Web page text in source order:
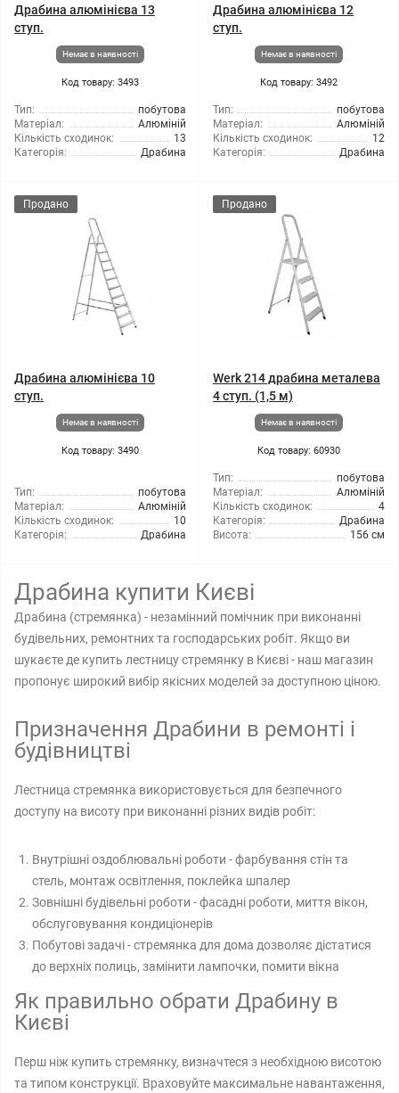
Драбина алюмінієва 13
ступ.
Немає в наявності
Код товару: 3493
Тип:
побутова
Матеріал:
Алюміній
Кількість сходинок:
13
Категорія:
Драбина
Драбина алюмінієва 12
ступ.
Немає в наявності
Код товару: 3492
Тип:
побутова
Матеріал:
Алюміній
Кількість сходинок:
12
Категорія:
Драбина
Продано
Драбина алюмінієва 10
ступ.
Немає в наявності
Код товару: 3490
Тип:
побутова
Матеріал:
Алюміній
Кількість сходинок:
10
Категорія:
Драбина
Продано
Werk 214 драбина металева
4 ступ. (1,5 м)
Немає в наявності
Код товару: 60930
Тип:
побутова
Матеріал:
Алюміній
Кількість сходинок:
4
Категорія:
Драбина
Висота:
156 см
Драбина купити Києві
Драбина (стремянка) - незамінний помічник при виконанні
будівельних, ремонтних та господарських робіт. Якщо ви
шукаєте де купить лестницу стремянку в Києві - наш магазин
пропонує широкий вибір якісних моделей за доступною ціною.
Призначення Драбини в ремонті і
будівництві
Лестница стремянка використовується для безпечного
доступу на висоту при виконанні різних видів робіт:
Внутрішні оздоблювальні роботи - фарбування стін та
стель, монтаж освітлення, поклейка шпалер
Зовнішні будівельні роботи - фасадні роботи, миття вікон,
обслуговування кондиціонерів
Побутові задачі - стремянка для дома дозволяє дістатися
до верхніх полиць, замінити лампочки, помити вікна
Як правильно обрати Драбину в
Києві
Перш ніж купить стремянку, визначтеся з необхідною висотою
та типом конструкції. Враховуйте максимальне навантаження,